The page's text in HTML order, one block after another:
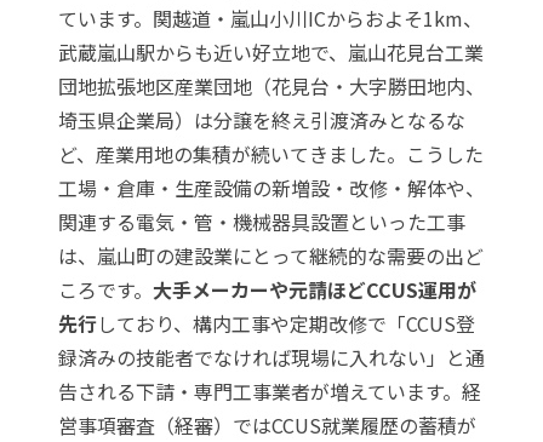
ています。関越道・嵐山小川ICからおよそ1km、
武蔵嵐山駅からも近い好立地で、 嵐山花見台工業
団地拡張地区産業団地（花見台・大字勝田地内、
埼玉県企業局） は分譲を終え引渡済みとなるな
ど、産業用地の集積が続いてきました。こうした
工場・倉庫・生産設備の新増設・改修・解体や、
関連する電気・管・機械器具設置といった工事
は、嵐山町の建設業にとって継続的な需要の出ど
ころです。 大手メーカーや元請ほどCCUS運用が
先行しており、構内工事や定期改修で「CCUS登
録済みの技能者でなければ現場に入れない」と通
告される下請・専門工事業者が増えています。経
営事項審査（経審）ではCCUS就業履歴の蓄積が